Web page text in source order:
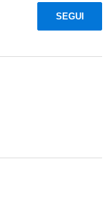
SEGUI